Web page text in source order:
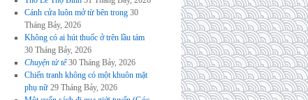
Cánh cửa luôn mở từ bên trong 30
Tháng Bảy, 2026
Không có ai hút thuốc ở trên lầu tám
30 Tháng Bảy, 2026
Chuyện tử tế 30 Tháng Bảy, 2026
Chiến tranh không có một khuôn mặt
phụ nữ 29 Tháng Bảy, 2026